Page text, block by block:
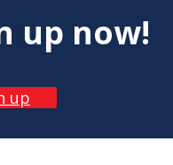
up now!
up